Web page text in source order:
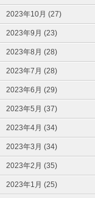
2023年10月 (27)
2023年9月 (23)
2023年8月 (28)
2023年7月 (28)
2023年6月 (29)
2023年5月 (37)
2023年4月 (34)
2023年3月 (34)
2023年2月 (35)
2023年1月 (25)